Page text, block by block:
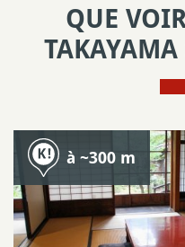
QUE
à ~300 m